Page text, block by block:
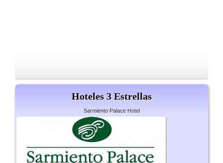
Hoteles 3 Estrellas
Sarmiento Palace Hotel